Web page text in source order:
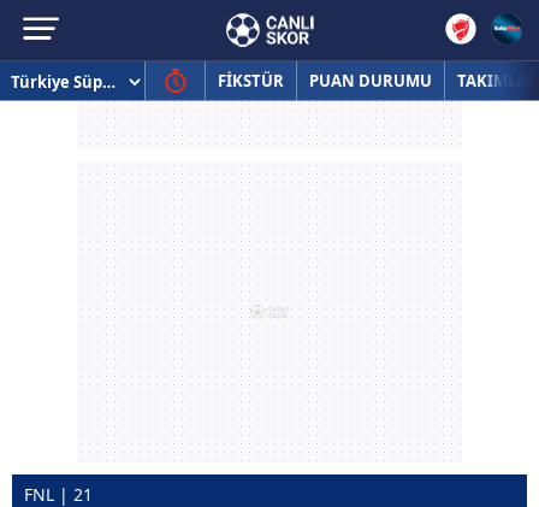
FİKSTÜR PUAN DURUMU TAKIMLAR
FNL | 21